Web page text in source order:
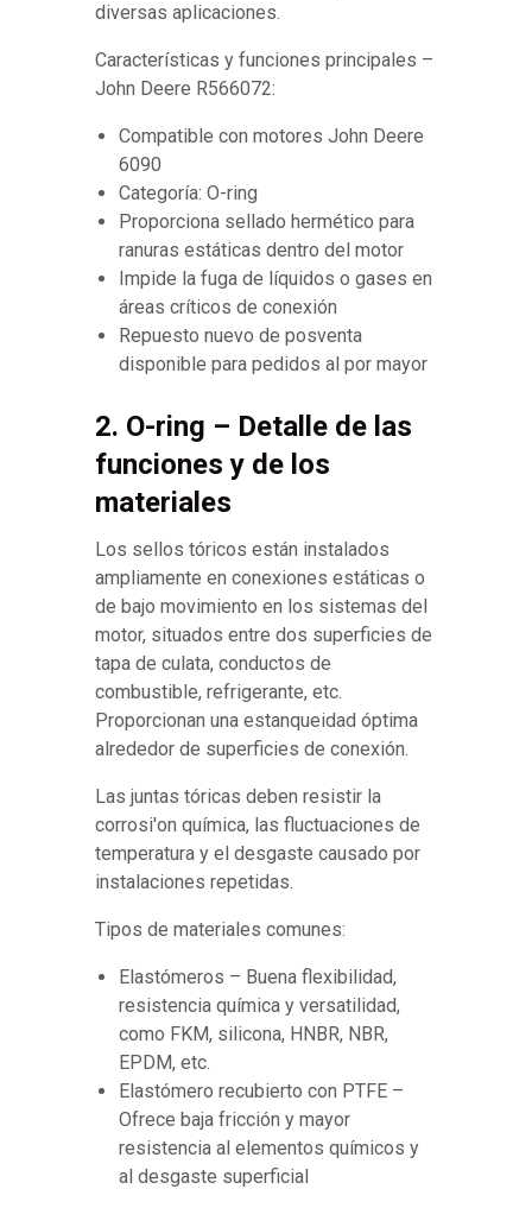
diversas aplicaciones.
Características y funciones principales –
John Deere R566072:
Compatible con motores John Deere
6090
Categoría: O-ring
Proporciona sellado hermético para
ranuras estáticas dentro del motor
Impide la fuga de líquidos o gases en
áreas críticos de conexión
Repuesto nuevo de posventa
disponible para pedidos al por mayor
2. O-ring – Detalle de las
funciones y de los
materiales
Los sellos tóricos están instalados
ampliamente en conexiones estáticas o
de bajo movimiento en los sistemas del
motor, situados entre dos superficies de
tapa de culata, conductos de
combustible, refrigerante, etc.
Proporcionan una estanqueidad óptima
alrededor de superficies de conexión.
Las juntas tóricas deben resistir la
corrosi'on química, las fluctuaciones de
temperatura y el desgaste causado por
instalaciones repetidas.
Tipos de materiales comunes:
Elastómeros – Buena flexibilidad,
resistencia química y versatilidad,
como FKM, silicona, HNBR, NBR,
EPDM, etc.
Elastómero recubierto con PTFE –
Ofrece baja fricción y mayor
resistencia al elementos químicos y
al desgaste superficial